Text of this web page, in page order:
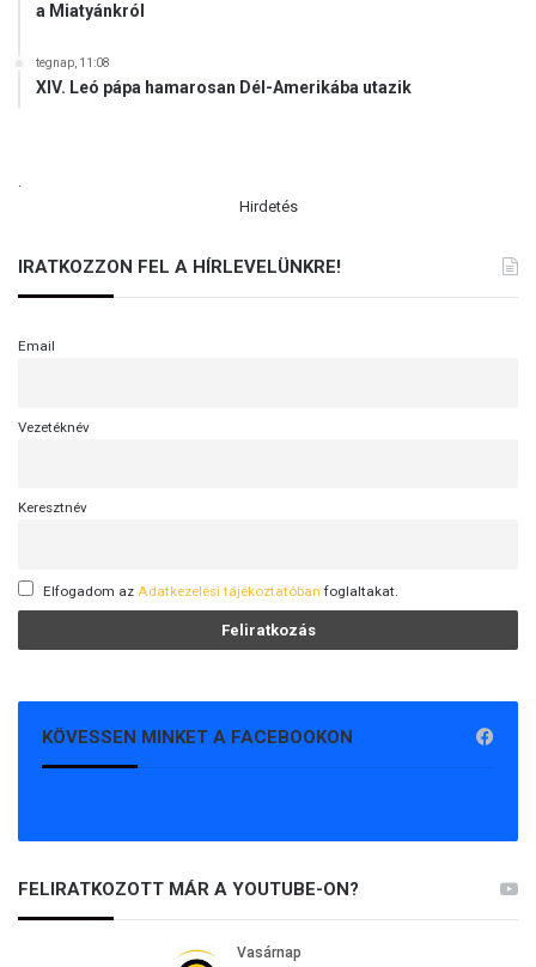
a Miatyánkról
tegnap, 11:08
XIV. Leó pápa hamarosan Dél-Amerikába utazik
.
Hirdetés
IRATKOZZON FEL A HÍRLEVELÜNKRE!
Email
Vezetéknév
Keresztnév
Elfogadom az Adatkezelési tájékoztatóban foglaltakat.
KÖVESSEN MINKET A FACEBOOKON
FELIRATKOZOTT MÁR A YOUTUBE-ON?